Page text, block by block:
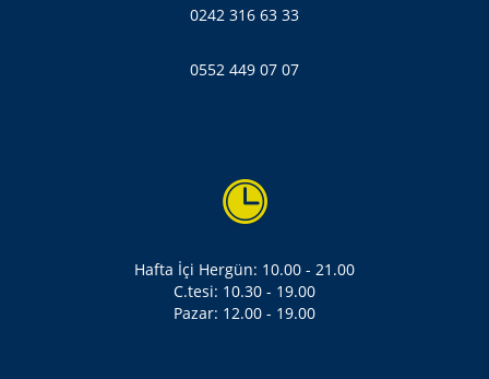
0242 316 63 33
0552 449 07 07
Hafta İçi Hergün: 10.00 - 21.00
C.tesi: 10.30 - 19.00
Pazar: 12.00 - 19.00